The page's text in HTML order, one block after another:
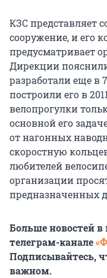
КЗС представляет
сооружение, и его
предусматривает
Дирекции
разработали еще в
построили его в
велопрогулки
основной его
от нагонных
скоростную
любителей
организации
предназначенных
Больше новостей
телеграм-канале
Подписывайтесь,
важном.